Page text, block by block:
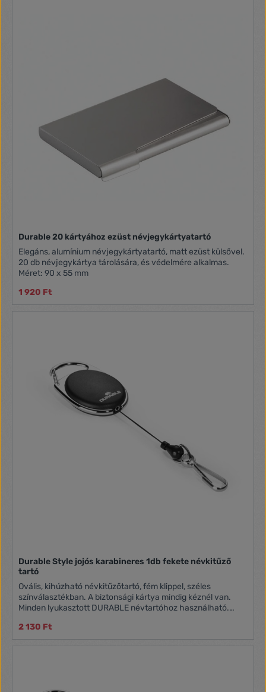
Durable 20 kártyához ezüst névjegykártyatartó
Elegáns, alumínium névjegykártyatartó, matt ezüst külsővel.
20 db névjegykártya tárolására, és védelmére alkalmas.
Méret: 90 x 55 mm
1 920 Ft
Durable Style jojós karabineres 1db fekete névkitűző
tartó
Ovális, kihúzható névkitűzőtartó, fém klippel, széles
színválasztékban. A biztonsági kártya mindig kéznél van.
Minden lyukasztott DURABLE névtartóhoz használható.
2 130 Ft